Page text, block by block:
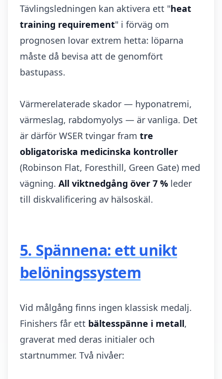
Tävlingsledningen kan aktivera ett "heat
training requirement" i förväg om
prognosen lovar extrem hetta: löparna
måste då bevisa att de genomfört
bastupass.
Värmerelaterade skador — hyponatremi,
värmeslag, rabdomyolys — är vanliga. Det
är därför WSER tvingar fram tre
obligatoriska medicinska kontroller
(Robinson Flat, Foresthill, Green Gate) med
vägning. All viktnedgång över 7 % leder
till diskvalificering av hälsoskäl.
5. Spännena: ett unikt
belöningssystem
Vid målgång finns ingen klassisk medalj.
Finishers får ett bältesspänne i metall,
graverat med deras initialer och
startnummer. Två nivåer: